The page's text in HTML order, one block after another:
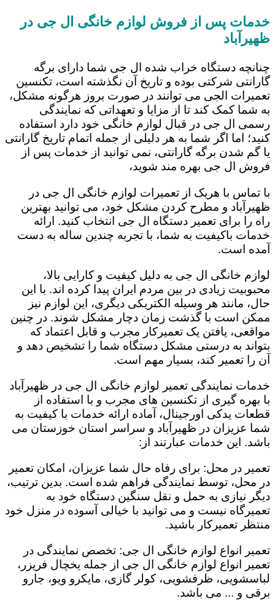
خدمات پس از فروش لوازم خانگی ال جی در
ظهیرآباد
چنانچه دستگاه خراب شده ال جی شما دارای برگه
گارانتی شرکتی بوده و تاریخ آن نگذشته است، تکنسین
تعمیرات الجی می توانند در صورت بروز هرگونه مشکل،
به شما کمک کند تا از مزایا و تعهداتی که نمایندگی
رسمی ال جی در قبال لوازم خانگی خود دارد استفاده
کنید؛ اما اگر شما به هر دلیلی از جمله اتمام تاریخ گارانتی
یا گم شدن برگه گارانتی، نمی توانید از خدمات پس از
فروش ال جی بهره مند شوید،
با تماس با هریک از تعمیرات لوازم خانگی ال جی در
ظهیرآباد و مطرح کردن مشکل خود، می توانید بهترین
راه را برای تعمیر دستگاه ال جی انتخاب کنید. ارائه
خدمات باکیفیت به شما، با تجربه چندین ساله به دست
آمده است.
لوازم خانگی ال جی به دلیل کیفیت و کارایی بالا،
محبوبیت زیادی در بین مردم ایران پیدا کرده اند. با این
حال، مانند هر وسیله الکتریکی دیگری، این لوازم نیز
ممکن است با گذشت زمان دچار مشکل شوند. در چنین
مواقعی، یافتن یک تعمیرکار مجرب و قابل اعتماد که
بتواند به درستی مشکل دستگاه شما را تشخیص دهد و
آن را تعمیر کند، بسیار مهم است.
خدمات نمایندگی تعمیر لوازم خانگی ال جی در ظهیرآباد
با بهره گیری از تکنسین های مجرب و با استفاده از
قطعات یدکی اورجینال، آماده ارائه خدمات با کیفیت به
شما عزیزان در ظهیرآباد و سراسر استان خوزستان می
باشد. این خدمات عبارتند از:
تعمیر در محل: برای رفاه حال شما عزیزان، امکان تعمیر
در محل، توسط نمایندگی فراهم شده است. بدین ترتیب،
دیگر نیازی به حمل و نقل سنگین دستگاه خود به
تعمیرگاه نیست و می توانید با خیالی آسوده در منزل خود
منتظر تعمیرکار باشید.
تعمیر انواع لوازم خانگی ال جی: تخصص نمایندگی در
تعمیر انواع لوازم خانگی ال جی از جمله یخچال فریزر،
لباسشویی، ظرفشویی، کولر گازی، مایکرو ویو، جارو
برقی و ... می باشد.